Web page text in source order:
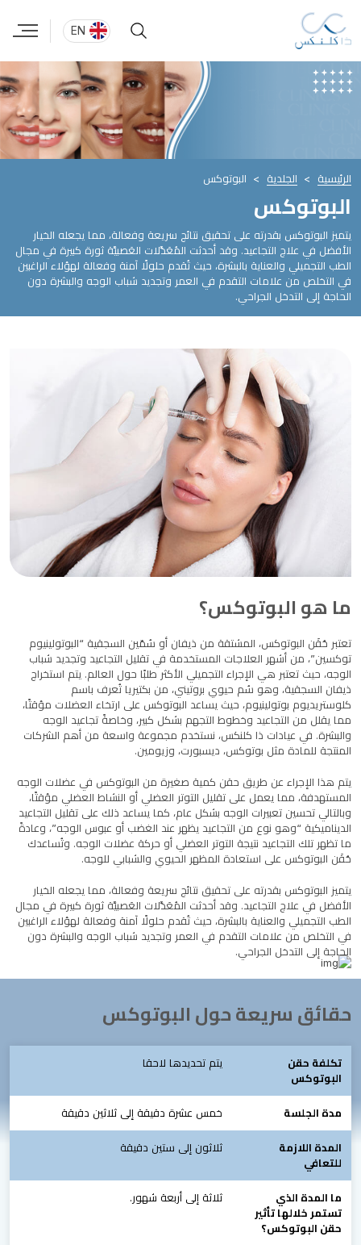
EN
الرئيسية الجلدية البوتوكس
البوتوكس
يتميز البوتوكس بقدرته على تحقيق نتائج سريعة وفعالة، مما يجعله الخيار
الأفضل في علاج التجاعيد. وقد أحدثت المُعَدَّلات العَصبيَّة ثورة كبيرة في مجال
الطب التجميلي والعناية بالبشرة، حيث تُقدم حلولًا آمنة وفعالة لهؤلاء الراغبين
في التخلص من علامات التقدم في العمر وتجديد شباب الوجه والبشرة دون
الحاجة إلى التدخل الجراحي.
ما هو البوتوكس؟
تعتبر حُقَن البوتوكس، المشتقة من ذيفان أو سُمّين السجقية “البوتولينيوم
توكسين”، من أشهر العلاجات المستخدمة في تقليل التجاعيد وتجديد شباب
الوجه، حيث تعتبر هي الإجراء التجميلي الأكثر طلبًا حول العالم. يتم استخراج
ذيفان السجقية، وهو سُم حيوي بروتيني، من بكتيريا تُعرف باسم
كلوستريديوم بوتولينيوم، حيث يساعد البوتوكس على ارتخاء العضلات مؤقتًا،
مما يقلل من التجاعيد وخطوط التجهم بشكل كبير، وخاصةً تجاعيد الوجه
والبشرة. في عيادات ذا كلنكس، نستخدم مجموعة واسعة من أهم الشركات
المنتجة للمادة مثل بوتوكس، ديسبورت، وزيومين.
يتم هذا الإجراء عن طريق حقن كمية صغيرة من البوتوكس في عضلات الوجه
المستهدفة، مما يعمل على تقليل التوتر العضلي أو النشاط العضلي مؤقتًا،
وبالتالي تحسين تعبيرات الوجه بشكل عام، كما يساعد ذلك على تقليل التجاعيد
الديناميكية “وهو نوع من التجاعيد يظهر عند الغضب أو عبوس الوجه”، وعادةً
ما تظهر تلك التجاعيد نتيجة التوتر العضلي أو حركة عضلات الوجه. وتُساعدك
حُقَن البوتوكس على استعادة المظهر الحيوي والشبابي للوجه.
يتميز البوتوكس بقدرته على تحقيق نتائج سريعة وفعالة، مما يجعله الخيار
الأفضل في علاج التجاعيد. وقد أحدثت المُعَدَّلات العَصبيَّة ثورة كبيرة في مجال
الطب التجميلي والعناية بالبشرة، حيث تُقدم حلولًا آمنة وفعالة لهؤلاء الراغبين
في التخلص من علامات التقدم في العمر وتجديد شباب الوجه والبشرة دون
الحاجة إلى التدخل الجراحي.
حقائق سريعة حول البوتوكس
تكلفة حقن
البوتوكس
يتم تحديدها لاحقا
مدة الجلسة خمس عشرة دقيقة إلى ثلاثين دقيقة
المدة اللازمة
للتعافي
ثلاثون إلى ستين دقيقة
ما المدة الذي
تستمر خلالها تأثير
حقن البوتوكس؟
ثلاثة إلى أربعة شهور.